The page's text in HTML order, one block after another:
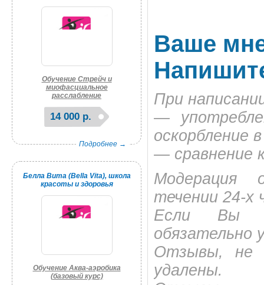
Обучение Стрейч и
миофасциальное
расслабление
14 000 р.
Подробнее →
Белла Вита (Bella Vita), школа
красоты и здоровья
Обучение Аква-аэробика
(базовый курс)
Ваше
При
—
оскорбление
— сравнение
Модерация
течении 24-х
Если Вы
Отзывы, не
удалены.